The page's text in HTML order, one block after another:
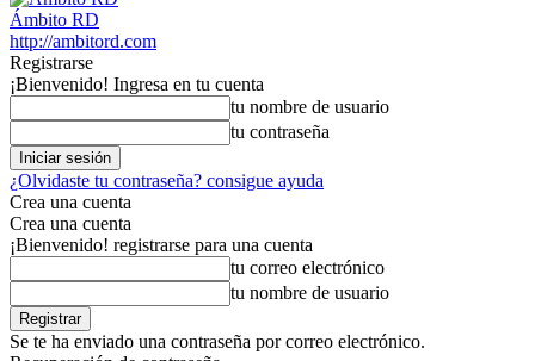
Ámbito RD
http://ambitord.com
Registrarse
¡Bienvenido! Ingresa en tu cuenta
tu nombre de usuario
tu contraseña
¿Olvidaste tu contraseña? consigue ayuda
Crea una cuenta
Crea una cuenta
¡Bienvenido! registrarse para una cuenta
tu correo electrónico
tu nombre de usuario
Se te ha enviado una contraseña por correo electrónico.